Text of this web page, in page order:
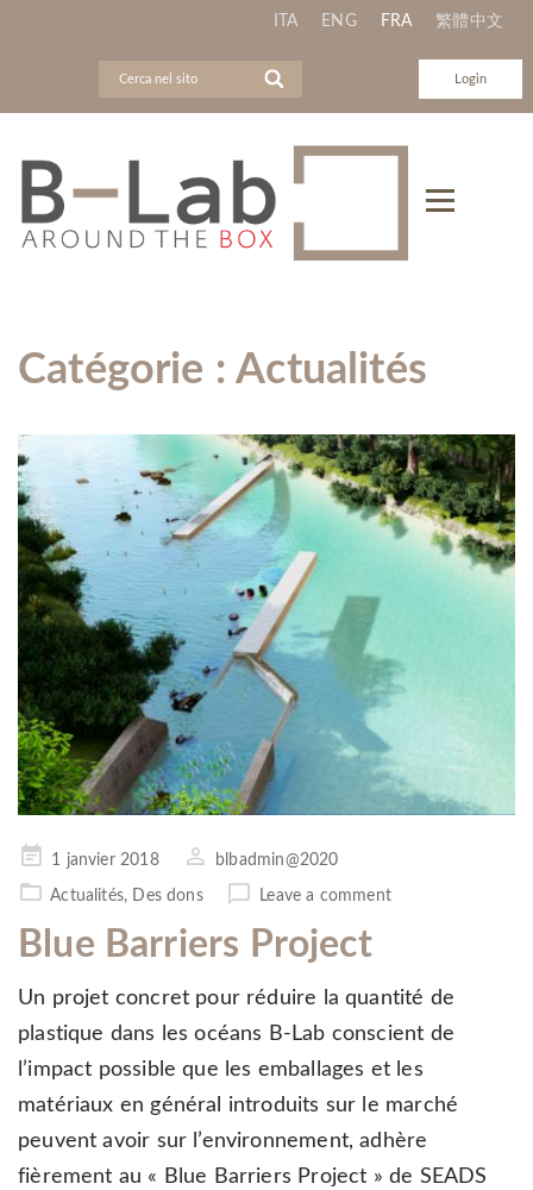
ITA ENG FRA 繁體中文
Login
Catégorie :Actualités
Posted
on
1 janvier 2018 blbadmin@2020
Actualités, Des dons Leave a comment
Blue Barriers Project
Un projet concret pour réduire la quantité de
plastique dans les océans B-Lab conscient de
l’impact possible que les emballages et les
matériaux en général introduits sur le marché
peuvent avoir sur l’environnement, adhère
fièrement au « Blue Barriers Project » de SEADS